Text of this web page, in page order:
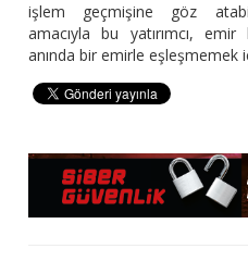
işlem geçmişine göz
amacıyla bu yatırımcı, emir
anında bir emirle eşleşmemek